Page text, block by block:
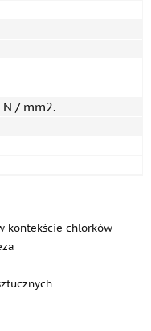
/ mm2.
kontekście chlorków